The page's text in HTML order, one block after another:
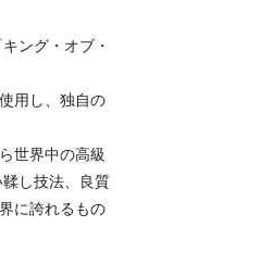
ング・オブ・
用し、独自の
世界中の高級
し技法、良質
に誇れるもの